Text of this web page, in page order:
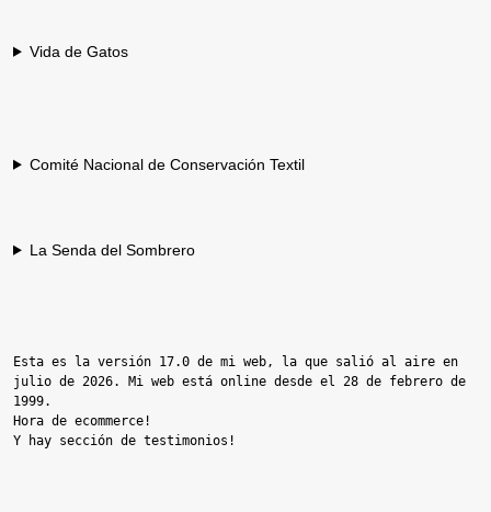
Vida de Gatos
Comité Nacional de Conservación Textil
La Senda del Sombrero
Esta es la versión 17.0 de mi web, la que salió al aire en
julio de 2026. Mi web está online desde el 28 de febrero de
1999.
Hora de ecommerce!
Y hay sección de testimonios!